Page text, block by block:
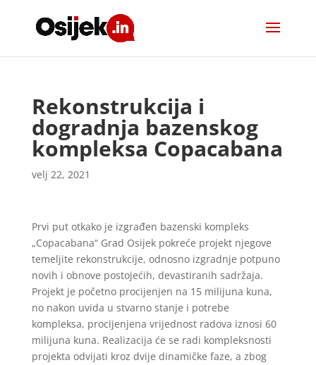
Rekonstrukcija i
dogradnja bazenskog
kompleksa Copacabana
velj 22, 2021
Prvi put otkako je izgrađen bazenski kompleks
„Copacabana“ Grad Osijek pokreće projekt njegove
temeljite rekonstrukcije, odnosno izgradnje potpuno
novih i obnove postojećih, devastiranih sadržaja.
Projekt je početno procijenjen na 15 milijuna kuna,
no nakon uvida u stvarno stanje i potrebe
kompleksa, procijenjena vrijednost radova iznosi 60
milijuna kuna. Realizacija će se radi kompleksnosti
projekta odvijati kroz dvije dinamičke faze, a zbog